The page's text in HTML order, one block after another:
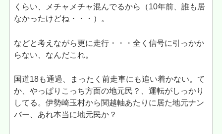
くらい、メチャメチャ混んでるから（10年前、誰も居
なかったけどね・・・）。
などと考えながら更に走行・・・全く信号に引っかか
らない、なんだこれ。
国道18も通過、まったく前走車にも追い着かない。て
か、やっぱりこっち方面の地元民？、運転がしっかり
してる。伊勢崎玉村から関越軸あたりに居た地元ナン
バー、あれ本当に地元民か？